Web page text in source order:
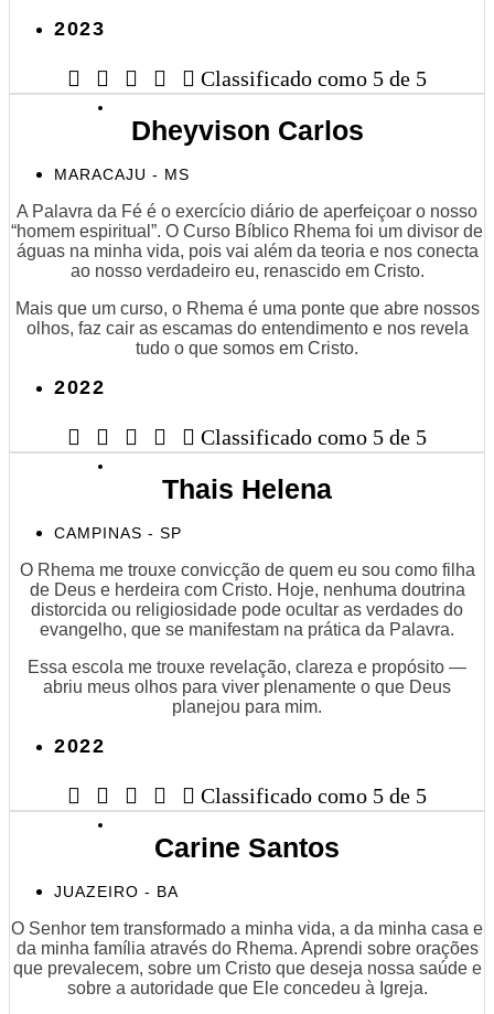
2023
     Classificado como 5 de 5
Dheyvison Carlos
MARACAJU - MS
A Palavra da Fé é o exercício diário de aperfeiçoar o nosso
“homem espiritual”. O Curso Bíblico Rhema foi um divisor de
águas na minha vida, pois vai além da teoria e nos conecta
ao nosso verdadeiro eu, renascido em Cristo.
Mais que um curso, o Rhema é uma ponte que abre nossos
olhos, faz cair as escamas do entendimento e nos revela
tudo o que somos em Cristo.
2022
     Classificado como 5 de 5
Thais Helena
CAMPINAS - SP
O Rhema me trouxe convicção de quem eu sou como filha
de Deus e herdeira com Cristo. Hoje, nenhuma doutrina
distorcida ou religiosidade pode ocultar as verdades do
evangelho, que se manifestam na prática da Palavra.
Essa escola me trouxe revelação, clareza e propósito —
abriu meus olhos para viver plenamente o que Deus
planejou para mim.
2022
     Classificado como 5 de 5
Carine Santos
JUAZEIRO - BA
O Senhor tem transformado a minha vida, a da minha casa e
da minha família através do Rhema. Aprendi sobre orações
que prevalecem, sobre um Cristo que deseja nossa saúde e
sobre a autoridade que Ele concedeu à Igreja.